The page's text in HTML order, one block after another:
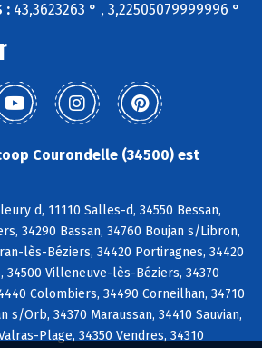
: 43,3623263 ° , 3,22505079999996 °
Courondelle (34500) est
d, 11110 Salles-d, 34550 Bessan,
34290 Bassan, 34760 Boujan s/Libron,
lès-Béziers, 34420 Portiragnes, 34420
Villeneuve-lès-Béziers, 34370
Colombiers, 34490 Corneilhan, 34710
s/Orb, 34370 Maraussan, 34410 Sauvian,
Plage, 34350 Vendres, 34310